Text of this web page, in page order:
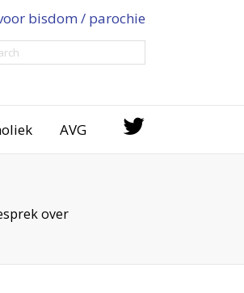
bisdom / parochie
AVG
over